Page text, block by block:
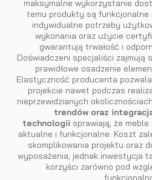
maksymalne wykorzystanie
temu produkty są funkcjonalne
indywidualne potrzeby
wykonania oraz użycie
gwarantują trwałość i
Doświadczeni specjaliści zajmują
prawidłowe osadzenie
Elastyczność producenta
projekcie nawet podczas
nieprzewidzianych
trendów oraz
technologii sprawiają, że
aktualne i funkcjonalne. Koszt
skomplikowania projektu oraz
wyposażenia; jednak inwestycja
korzyści zarówno pod